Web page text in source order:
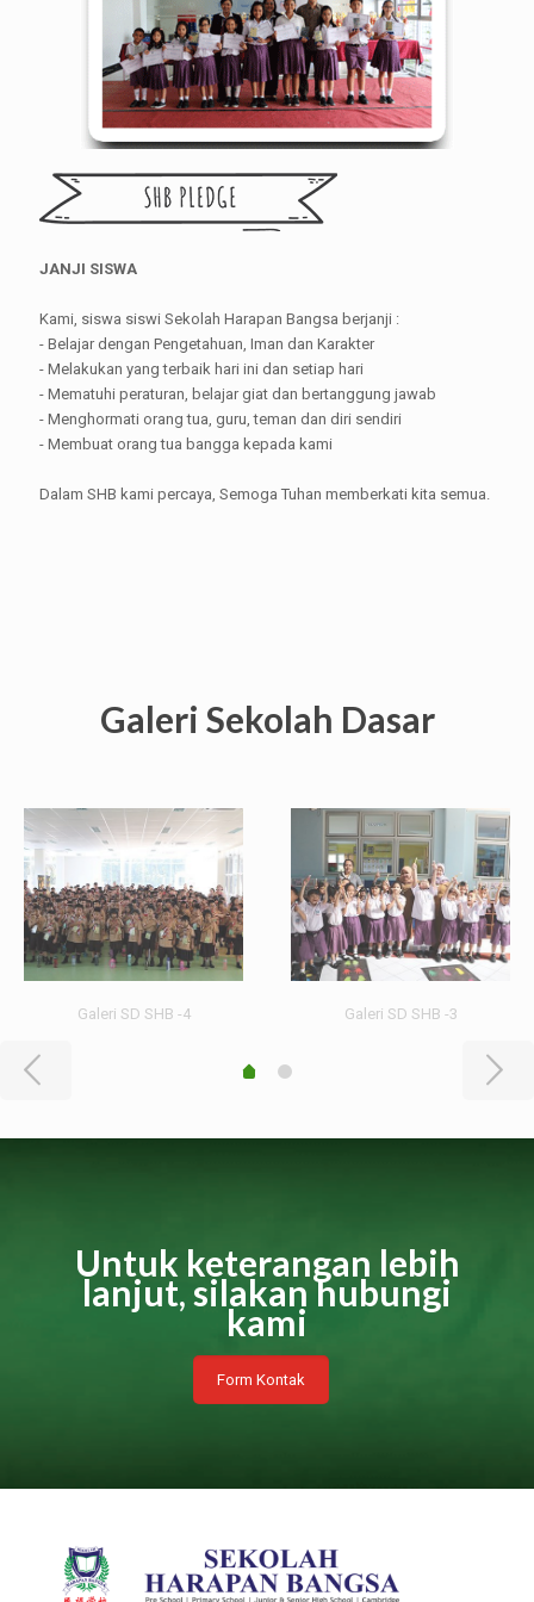
JANJI SISWA
Kami, siswa siswi Sekolah Harapan Bangsa berjanji :
- Belajar dengan Pengetahuan, Iman dan Karakter
- Melakukan yang terbaik hari ini dan setiap hari
- Mematuhi peraturan, belajar giat dan bertanggung jawab
- Menghormati orang tua, guru, teman dan diri sendiri
- Membuat orang tua bangga kepada kami
Dalam SHB kami percaya, Semoga Tuhan memberkati kita semua.
Galeri Sekolah Dasar
Galeri SD SHB -4 Galeri SD SHB -3
Untuk keterangan lebih
lanjut, silakan hubungi
kami
Form Kontak